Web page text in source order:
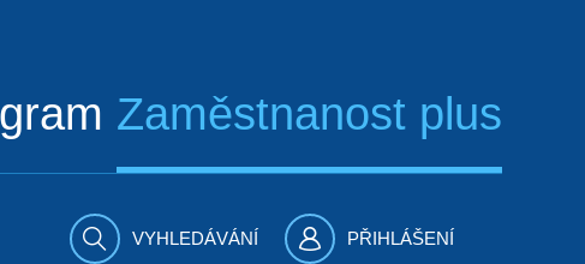
Zaměstnanost plus
VYHLEDÁVÁNÍ PŘIHLÁŠENÍ